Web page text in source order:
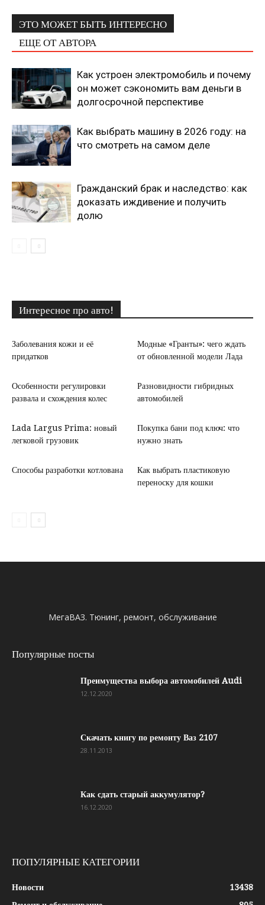
ЭТО МОЖЕТ БЫТЬ ИНТЕРЕСНО
ЕЩЕ ОТ АВТОРА
Как устроен электромобиль и почему
он может сэкономить вам деньги в
долгосрочной перспективе
Как выбрать машину в 2026 году: на
что смотреть на самом деле
Гражданский брак и наследство: как
доказать иждивение и получить
долю
Интересное про авто!
Заболевания кожи и её
придатков
Модные «Гранты»: чего ждать
от обновленной модели Лада
Особенности регулировки
развала и схождения колес
Разновидности гибридных
автомобилей
Lada Largus Prima: новый
легковой грузовик
Покупка бани под ключ: что
нужно знать
Способы разработки котлована
Как выбрать пластиковую
переноску для кошки
МегаВАЗ. Тюнинг, ремонт, обслуживание
Популярные посты
Преимущества выбора автомобилей Audi
12.12.2020
Скачать книгу по ремонту Ваз 2107
28.11.2013
Как сдать старый аккумулятор?
16.12.2020
ПОПУЛЯРНЫЕ КАТЕГОРИИ
Новости
13438